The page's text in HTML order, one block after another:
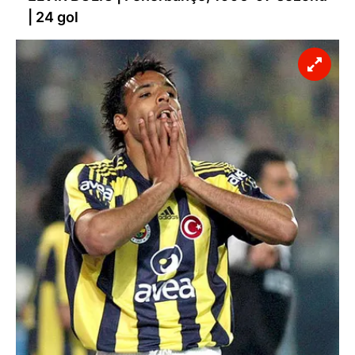
toplumu hizmetlerinin sunulması amacıyla
kullanılmaktadır. Diğer çerezler, sitemizin daha işlevsel
kılınması ve kişiselleştirilmesi ve sizlere yönelik
reklam/pazarlama faaliyetlerinin yapılması, amaçlarıyla
sınırlı olarak açık rızanız dahilinde kullanılacaktır.
Çerezlere ilişkin tercihlerinizi aşağıda yer alan panel
vasıtasıyla belirleyebilirsiniz. Çerezlere ilişkin detaylı bilgi
için Ayarlar butonuna tıklayabilir,Çerez Bilgilendirme
Metnimiziziyaret edebilirsiniz.
6698 sayılı Kişisel Verilerin Korunması Kanunu uyarınca
hazırlanmış Aydınlatma Metnimizi okumak ve sitemizde
ilgili mevzuata uygun olarak kullanılan çerezlerle ilgili bilgi
almak için lütfen
tıklayınız.
| 24 gol